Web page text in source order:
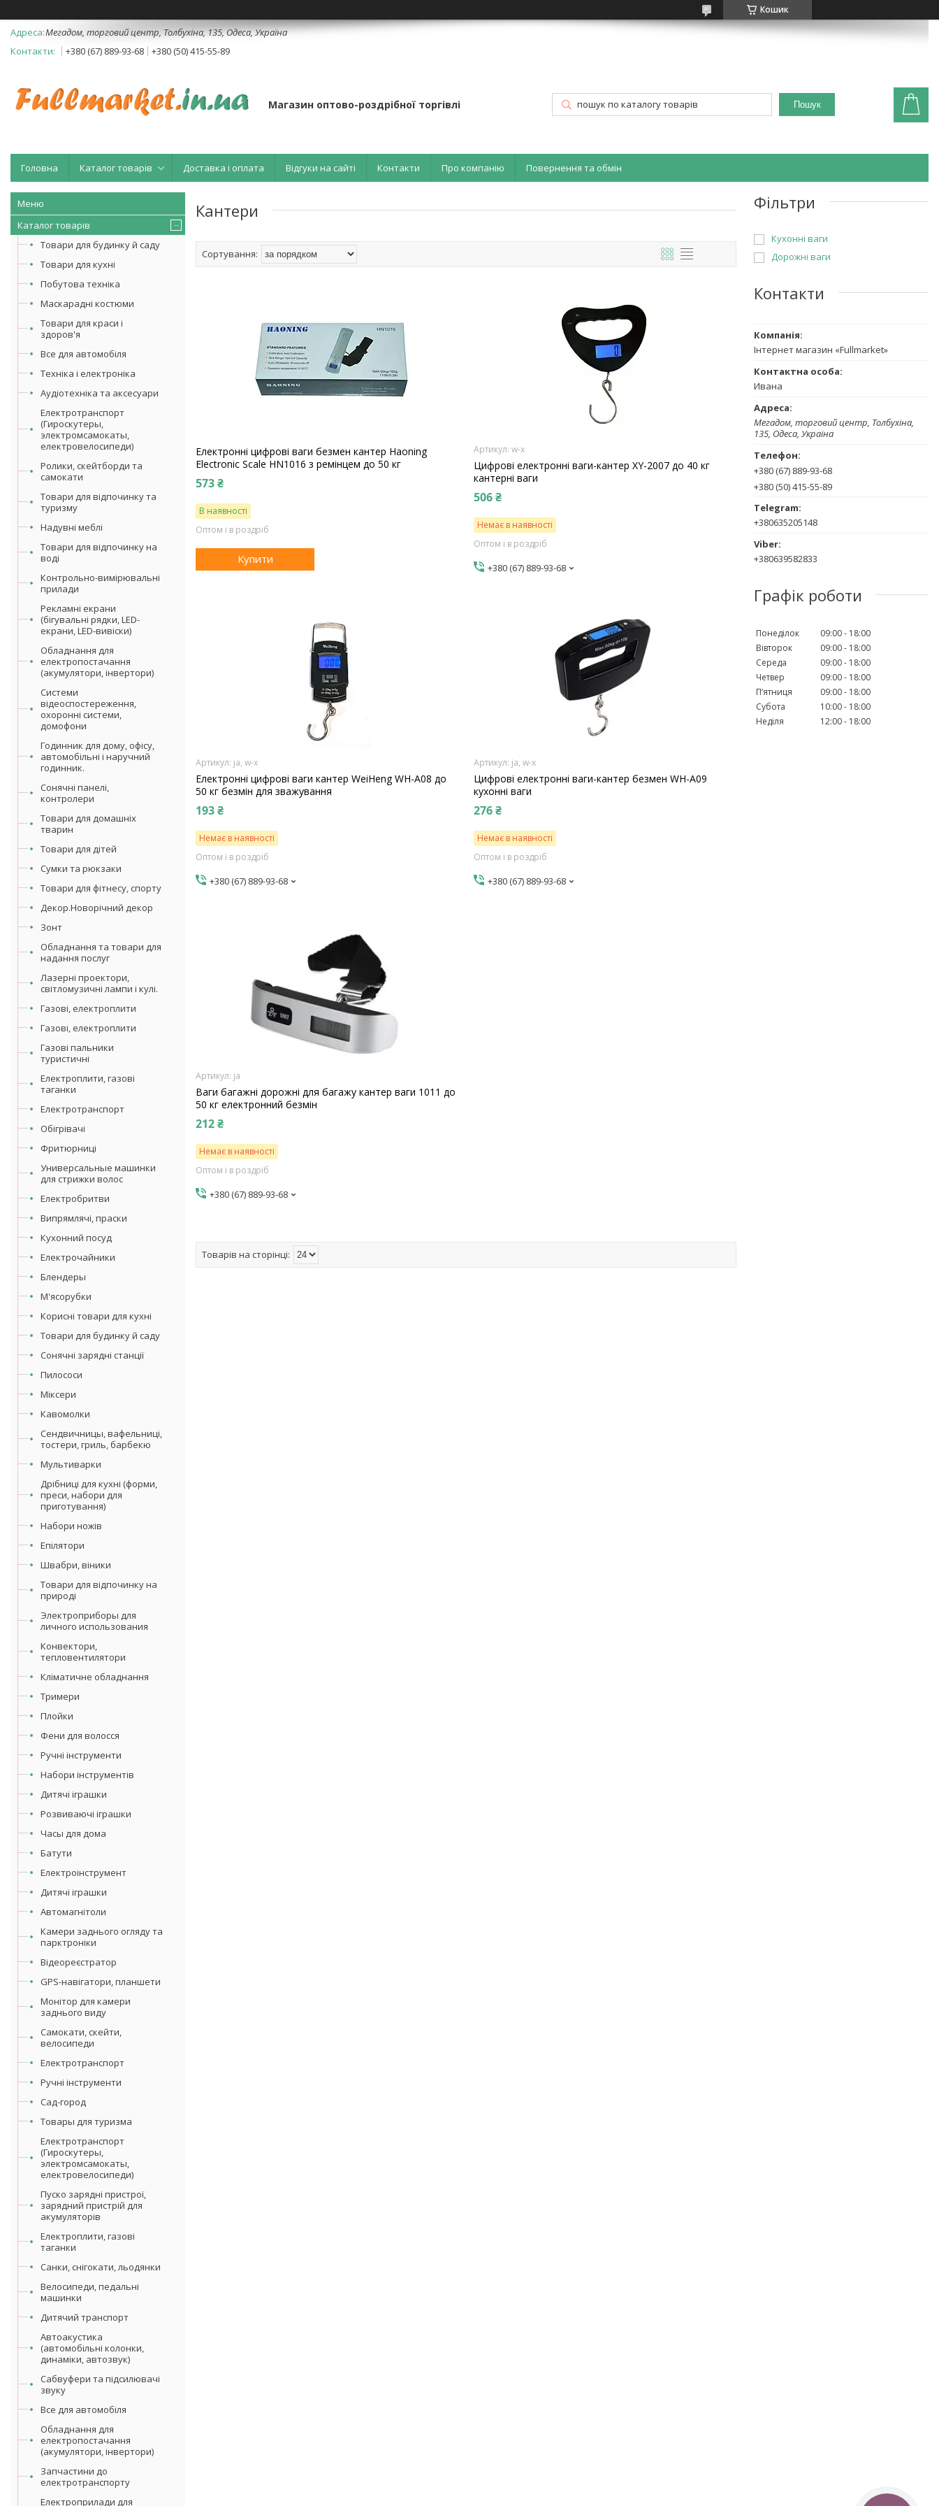
Кошик
Мегадом, торговий центр, Толбухіна, 135, Одеса, Україна
+380 (67) 889-93-68
+380 (50) 415-55-89
Магазин оптово-роздрібної торгівлі Пошук
Головна Каталог товарів Доставка і оплата Відгуки на сайті Контакти Про компанію Повернення та обмін
Каталог товарів
Товари для будинку й саду
Товари для кухні
Побутова техніка
Маскарадні костюми
Товари для краси і
здоров'я
Все для автомобіля
Техніка і електроніка
Аудіотехніка та аксесуари
Електротранспорт
(Гироскутеры,
электромсамокаты,
електровелосипеди)
Ролики, скейтборди та
самокати
Товари для відпочинку та
туризму
Надувні меблі
Товари для відпочинку на
воді
Контрольно-вимірювальні
прилади
Рекламні екрани
(бігувальні рядки, LED-
екрани, LED-вивіски)
Обладнання для
електропостачання
(акумулятори, інвертори)
Системи
відеоспостереження,
охоронні системи,
домофони
Годинник для дому, офісу,
автомобільні і наручний
годинник.
Сонячні панелі,
контролери
Товари для домашніх
тварин
Товари для дітей
Сумки та рюкзаки
Товари для фітнесу, спорту
Декор.Новорічний декор
Зонт
Обладнання та товари для
надання послуг
Лазерні проектори,
світломузичні лампи і кулі.
Газові, електроплити
Газові, електроплити
Газові пальники
туристичні
Електроплити, газові
таганки
Електротранспорт
Обігрівачі
Фритюрниці
Универсальные машинки
для стрижки волос
Електробритви
Випрямлячі, праски
Кухонний посуд
Електрочайники
Блендеры
М'ясорубки
Корисні товари для кухні
Товари для будинку й саду
Сонячні зарядні станції
Пилососи
Міксери
Кавомолки
Сендвичницы, вафельниці,
тостери, гриль, барбекю
Мультиварки
Дрібниці для кухні (форми,
преси, набори для
приготування)
Набори ножів
Епілятори
Швабри, віники
Товари для відпочинку на
природі
Электроприборы для
личного использования
Конвектори,
тепловентилятори
Кліматичне обладнання
Тримери
Плойки
Фени для волосся
Ручні інструменти
Набори інструментів
Дитячі іграшки
Розвиваючі іграшки
Часы для дома
Батути
Електроінструмент
Дитячі іграшки
Автомагнітоли
Камери заднього огляду та
парктроніки
Відеореєстратор
GPS-навігатори, планшети
Монітор для камери
заднього виду
Самокати, скейти,
велосипеди
Електротранспорт
Ручні інструменти
Сад-город
Товары для туризма
Електротранспорт
(Гироскутеры,
электромсамокаты,
електровелосипеди)
Пуско зарядні пристрої,
зарядний пристрій для
акумуляторів
Електроплити, газові
таганки
Санки, снігокати, льодянки
Велосипеди, педальні
машинки
Дитячий транспорт
Автоакустика
(автомобільні колонки,
динаміки, автозвук)
Сабвуфери та підсилювачі
звуку
Все для автомобіля
Обладнання для
електропостачання
(акумулятори, інвертори)
Запчастини до
електротранспорту
Електроприлади для
Кантери
Електронні цифрові ваги безмен кантер Haoning
Electronic Scale HN1016 з ремінцем до 50 кг
573 ₴
В наявності
Оптом і в роздріб
Купити
w-x
Цифрові електронні ваги-кантер XY-2007 до 40 кг
кантерні ваги
506 ₴
Немає в наявності
Оптом і в роздріб
+380 (67) 889-93-68
ja, w-x
Електронні цифрові ваги кантер WeiHeng WH-A08 до
50 кг безмін для зважування
193 ₴
Немає в наявності
Оптом і в роздріб
+380 (67) 889-93-68
ja, w-x
Цифрові електронні ваги-кантер безмен WH-A09
кухонні ваги
276 ₴
Немає в наявності
Оптом і в роздріб
+380 (67) 889-93-68
ja
Ваги багажні дорожні для багажу кантер ваги 1011 до
50 кг електронний безмін
212 ₴
Немає в наявності
Оптом і в роздріб
+380 (67) 889-93-68
Фільтри
Кухонні ваги
Дорожні ваги
Контакти
Інтернет магазин «Fullmarket»
Ивана
Мегадом, торговий центр, Толбухіна,
135, Одеса, Україна
+380 (67) 889-93-68
+380 (50) 415-55-89
+380635205148
+380639582833
Графік роботи
Понеділок 09:00
18:00
Вівторок
09:00
18:00
Середа
09:00
18:00
Четвер
09:00
18:00
Пʼятниця
09:00
18:00
Субота
10:00
18:00
Неділя
12:00 18:00